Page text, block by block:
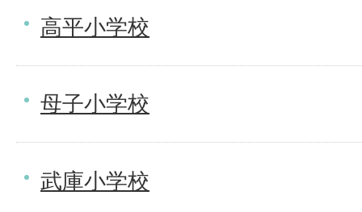
高平小学校
母子小学校
武庫小学校